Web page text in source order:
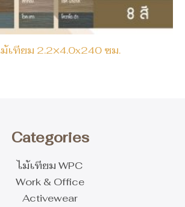
เทียม 2.2×4.0x240 ซม.
Categories
ไม้เทียม WPC
Work & Office
Activewear